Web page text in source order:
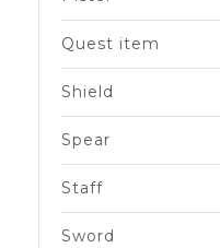
Quest item
Shield
Spear
Staff
Sword